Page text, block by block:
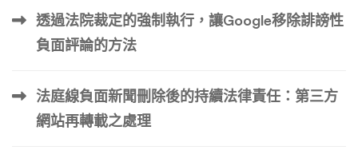
透過法院裁定的強制執行，讓Google移除誹謗性
負面評論的方法
法庭線負面新聞刪除後的持續法律責任：第三方
網站再轉載之處理